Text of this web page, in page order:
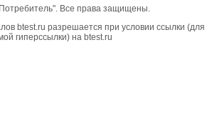
Все права защищены.
btest.ru разрешается при условии ссылки (для
гиперссылки) на btest.ru